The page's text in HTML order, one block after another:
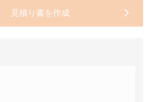
見積り書を作成